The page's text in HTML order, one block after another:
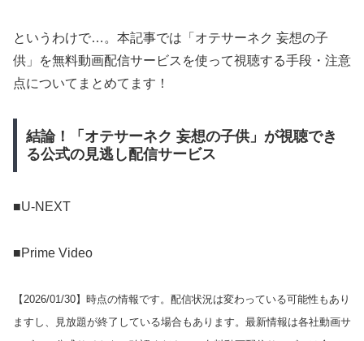
というわけで…。本記事では「オテサーネク 妄想の子
供」を無料動画配信サービスを使って視聴する手段・注意
点についてまとめてます！
結論！「オテサーネク 妄想の子供」が視聴でき
る公式の見逃し配信サービス
■U-NEXT
■Prime Video
【2026/01/30】時点の情報です。配信状況は変わっている可能性もあり
ますし、見放題が終了している場合もあります。最新情報は各社動画サ